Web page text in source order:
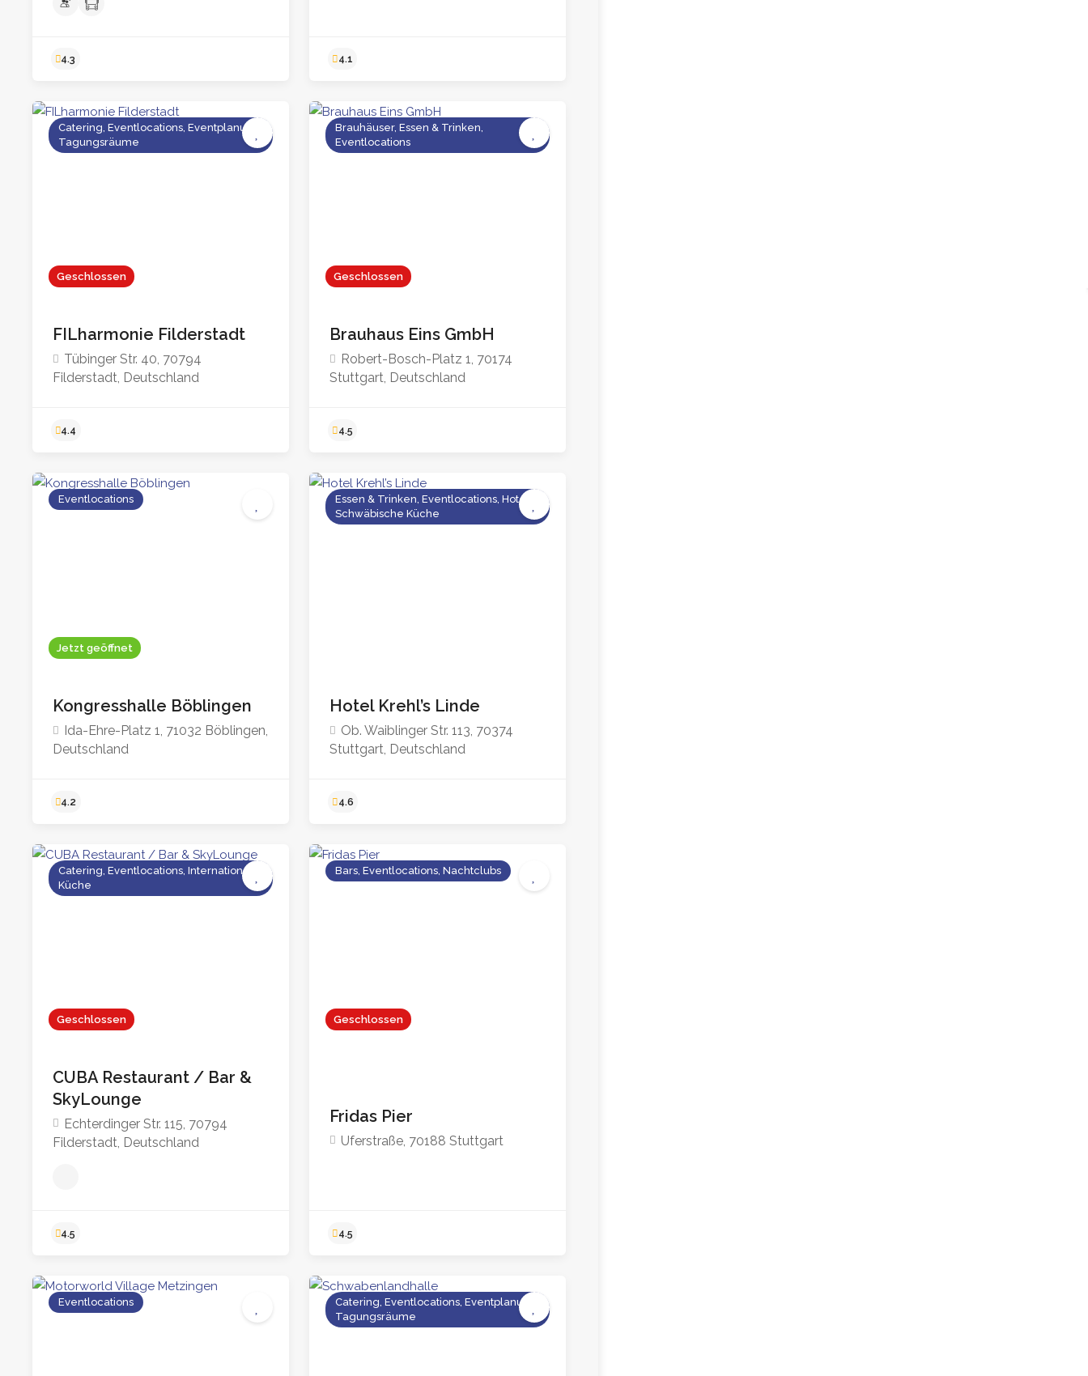
Geschlossen
Catering, Eventlocations, Eventplanung,
Tagungsräume
FILharmonie Filderstadt
Tübinger Str. 40, 70794
Filderstadt, Deutschland
4.4
Geschlossen
Brauhäuser, Essen & Trinken,
Eventlocations
Brauhaus Eins GmbH
Robert-Bosch-Platz 1, 70174
Stuttgart, Deutschland
Jetzt geöffnet
Eventlocations
Kongresshalle Böblingen
Ida-Ehre-Platz 1, 71032 Böblingen,
Deutschland
Essen & Trinken, Eventlocations, Hotels,
Schwäbische Küche
Hotel Krehl’s Linde
Ob. Waiblinger Str. 113, 70374
Stuttgart, Deutschland
Geschlossen
Catering, Eventlocations, Internationale
Küche
CUBA Restaurant / Bar &
SkyLounge
Echterdinger Str. 115, 70794
Filderstadt, Deutschland
Geschlossen
Bars, Eventlocations, Nachtclubs
Fridas Pier
Uferstraße, 70188 Stuttgart
Eventlocations
Catering, Eventlocations, Eventplanung,
Tagungsräume